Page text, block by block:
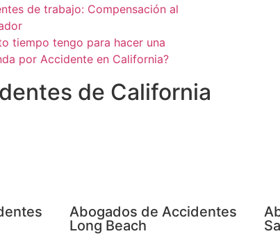
de trabajo: Compensación al
tiempo tengo para hacer una
por Accidente en California?
de California
Abogados de Accidentes
Long Beach